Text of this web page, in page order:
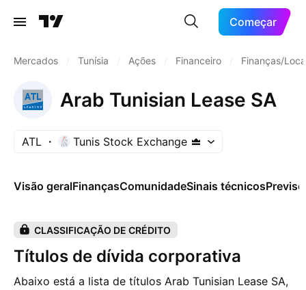
Começar
Mercados Tunísia Ações Financeiro Finanças/
Arab Tunisian Lease SA
ATL Tunis Stock Exchange
Visão geralFinançasComunidadeSinais técnicos
CLASSIFICAÇÃO DE CRÉDITO
Títulos de dívida corporativa
Abaixo está a lista de títulos Arab Tunisian Lease SA,